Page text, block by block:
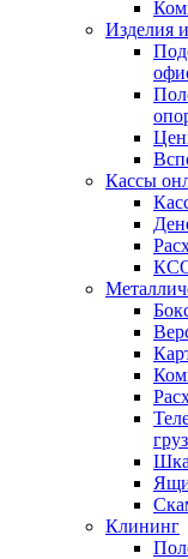
Изделия
Кассы
КСО
Клининг